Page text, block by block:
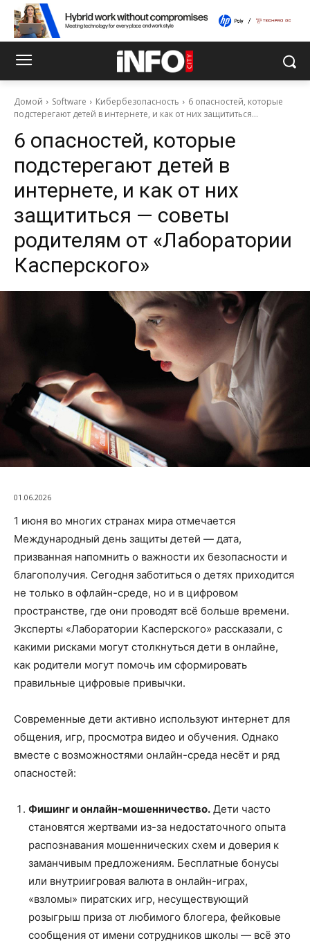
Домой Software Кибербезопасность
6 опасностей, которые
подстерегают детей в интернете, и как от них защититься...
6 опасностей, которые
подстерегают детей в
интернете, и как от них
защититься — советы
родителям от «Лаборатории
Касперского»
01.06.2026
1 июня во многих странах мира отмечается
Международный день защиты детей — дата,
призванная напомнить о важности их безопасности и
благополучия. Сегодня заботиться о детях приходится
не только в офлайн-среде, но и в цифровом
пространстве, где они проводят всё больше времени.
Эксперты «Лаборатории Касперского» рассказали, с
какими рисками могут столкнуться дети в онлайне,
как родители могут помочь им сформировать
правильные цифровые привычки.
Современные дети активно используют интернет для
общения, игр, просмотра видео и обучения. Однако
вместе с возможностями онлайн-среда несёт и ряд
опасностей:
Фишинг и онлайн-мошенничество. Дети часто
становятся жертвами из-за недостаточного опыта
распознавания мошеннических схем и доверия к
заманчивым предложениям. Бесплатные бонусы
или внутриигровая валюта в онлайн-играх,
«взломы» пиратских игр, несуществующий
розыгрыш приза от любимого блогера, фейковые
сообщения от имени сотрудников школы — всё это